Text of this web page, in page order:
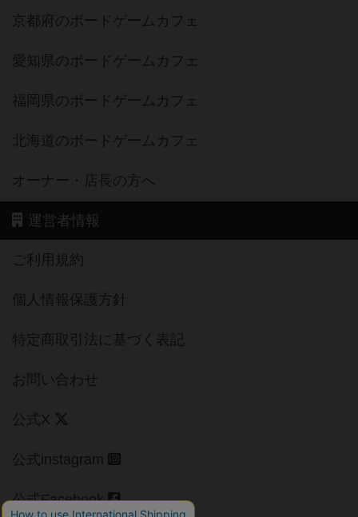
京都府のボードゲームカフェ
愛知県のボードゲームカフェ
福岡県のボードゲームカフェ
北海道のボードゲームカフェ
オーナー・店長の方へ
運営者情報
ご利用規約
個人情報保護方針
特定商取引法に基づく表記
お問い合わせ
公式X
公式instagram
公式Facebook